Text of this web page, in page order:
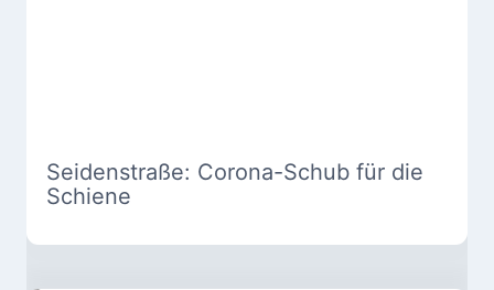
Seidenstraße: Corona-Schub für die
Schiene